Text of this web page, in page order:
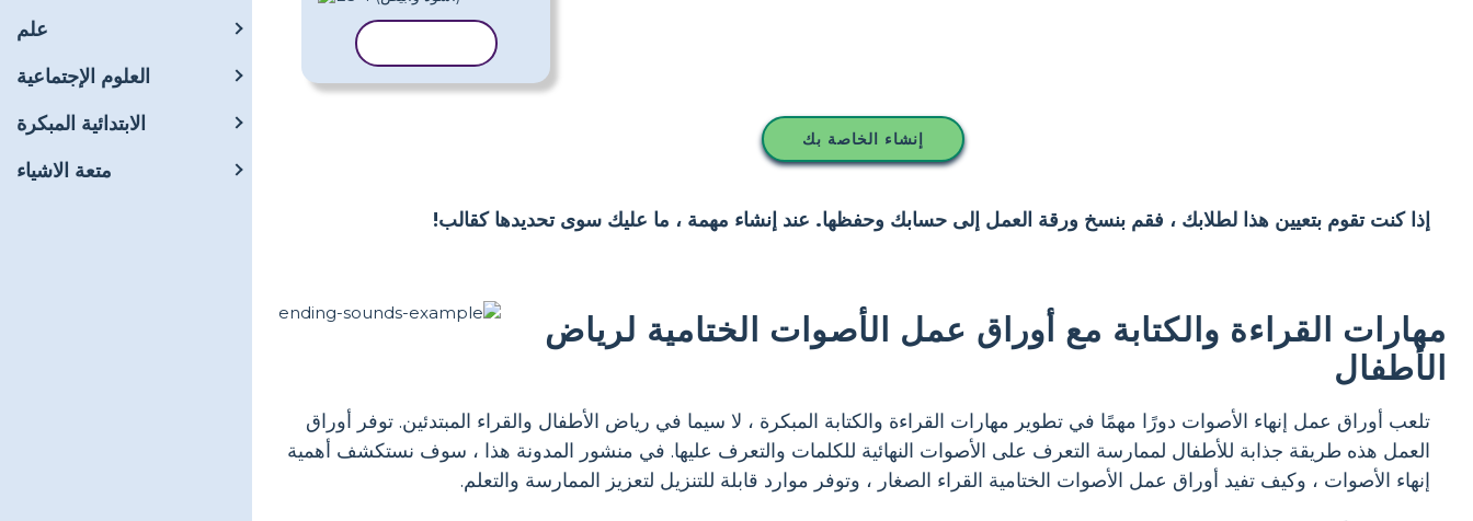
علم
العلوم الإجتماعية
الابتدائية المبكرة
متعة الاشياء
إنشاء الخاصة بك
إذا كنت تقوم بتعيين هذا لطلابك ، فقم بنسخ ورقة العمل إلى حسابك وحفظها. عند إنشاء مهمة ، ما عليك سوى تحديدها كقالب!
مهارات القراءة والكتابة مع أوراق عمل الأصوات الختامية لرياض
الأطفال
تلعب أوراق عمل إنهاء الأصوات دورًا مهمًا في تطوير مهارات القراءة والكتابة المبكرة ، لا سيما في رياض الأطفال والقراء المبتدئين. توفر أوراق
العمل هذه طريقة جذابة للأطفال لممارسة التعرف على الأصوات النهائية للكلمات والتعرف عليها. في منشور المدونة هذا ، سوف نستكشف أهمية
إنهاء الأصوات ، وكيف تفيد أوراق عمل الأصوات الختامية القراء الصغار ، وتوفر موارد قابلة للتنزيل لتعزيز الممارسة والتعلم.